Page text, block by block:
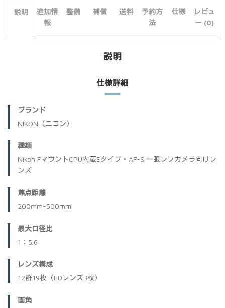
説明
追加情
報
整備 補償 送料
予約方
法
仕様
レビュ
ー (0)
説明
仕様詳細
ブランド
NIKON（ニコン）
種類
Nikon FマウントCPU内蔵Eタイプ・AF-S 一眼レフカメラ向けレ
ンズ
焦点距離
200mm-500mm
最大口径比
1：5.6
レンズ構成
12群19枚（EDレンズ3枚）
画角